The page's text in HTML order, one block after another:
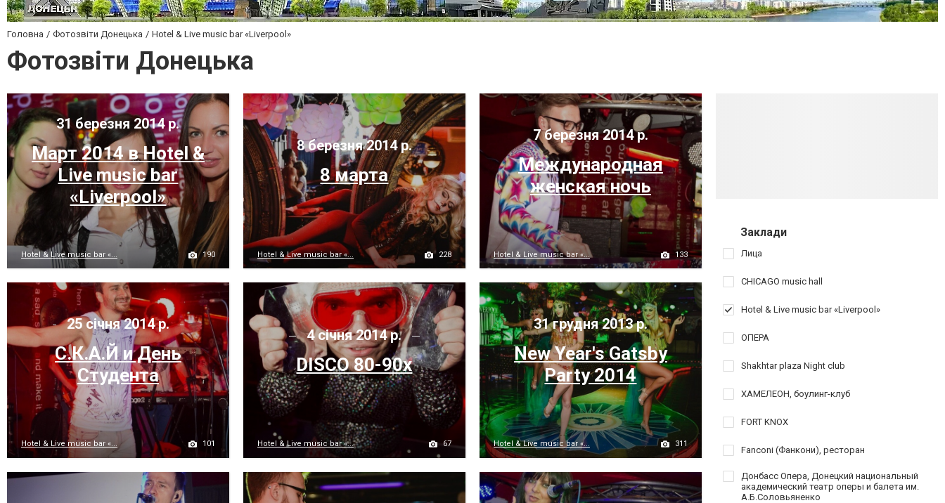
Головна Фотозвіти Донецька Hotel & Live music bar «Liverpool»
Фотозвіти Донецька
31 березня 2014 р.
Март 2014 в Hotel &
Live music bar
«Liverpool»
Hotel & Live music bar «... 190
8 березня 2014 р.
8 марта
Hotel & Live music bar «... 228
7 березня 2014 р.
Международная
женская ночь
Hotel & Live music bar «... 133
25 січня 2014 р.
C.К.А.Й и День
Студента
Hotel & Live music bar «... 101
4 січня 2014 р.
DISCO 80-90x
Hotel & Live music bar «... 67
31 грудня 2013 р.
New Year's Gatsby
Party 2014
Hotel & Live music bar «... 311
Заклади
Лица
CHICAGO music hall
Hotel & Live music bar «Liverpool»
ОПЕРА
Shakhtar plaza Night club
ХАМЕЛЕОН, боулинг-клуб
FORT KNOX
Fanconi (Фанкони), ресторан
Донбасс Опера, Донецкий национальный
академический театр оперы и балета им.
А.Б.Соловьяненко